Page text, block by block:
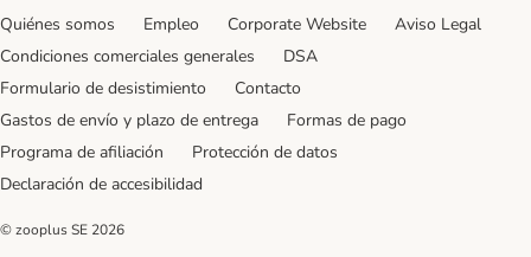
Quiénes somos Empleo Corporate Website
Aviso Legal
Condiciones comerciales generales
DSA
Formulario de desistimiento
Contacto
Gastos de envío y plazo de entrega
Formas de pago
Programa de afiliación
Protección de datos
Declaración de accesibilidad
© zooplus SE 2026